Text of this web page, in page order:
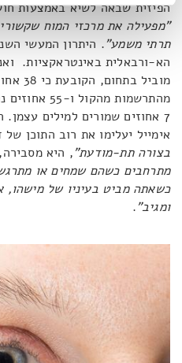
הפיזית שבאה לשיא באמצעות
"מפעילה את מרכזי המוח
תרתי משמע". היתרון המעשי
הא-ורבאלית באינטראקציות.
מוביל
מהתרשמות
7 אחוזים שמורים למילים
אימייל יעלימו את רוב התוכן של
בצורה תת-מודעת", היא מסבירה,
מתרחבים כשהם שמחים או
כשאתה מביט בעיניו של מישהו,
ומגיב".